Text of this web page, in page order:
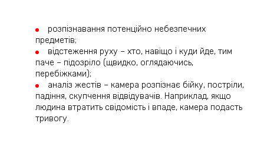
розпізнавання потенційно небезпечних
предметів;
відстеження руху – хто, навіщо і куди йде, тим
паче – підозріло (щвидко, оглядаючись,
перебіжками);
аналіз жестів – камера розпізнає бійку, постріли,
падіння, скупчення відвідувачів. Наприклад, якщо
людина втратить свідомість і впаде, камера подасть
тривогу.